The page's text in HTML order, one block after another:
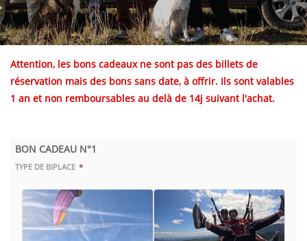
Attention, les bons cadeaux ne sont pas des billets de
réservation mais des bons sans date, à offrir. Ils sont valables
1 an et non remboursables au delà de 14j suivant l'achat.
BON CADEAU N°1
TYPE DE BIPLACE